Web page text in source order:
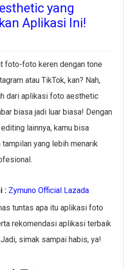
yang
Aplikasi Ini!
foto-foto keren dengan tone
atau TikTok, kan? Nah,
dari aplikasi foto aesthetic
biasa jadi luar biasa! Dengan
lainnya, kamu bisa
yang lebih menarik
: Zymuno Official Lazada
tuntas apa itu aplikasi foto
rekomendasi aplikasi terbaik
simak sampai habis, ya!